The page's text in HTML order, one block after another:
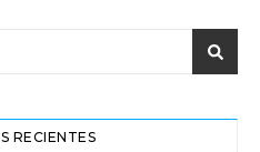
RECIENTES